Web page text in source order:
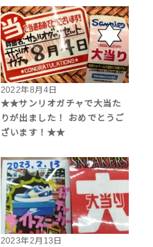
2022年8月4日
★★サンリオガチャで大当た
りが出ました！ おめでとうご
ざいます！★★
2023年2月13日